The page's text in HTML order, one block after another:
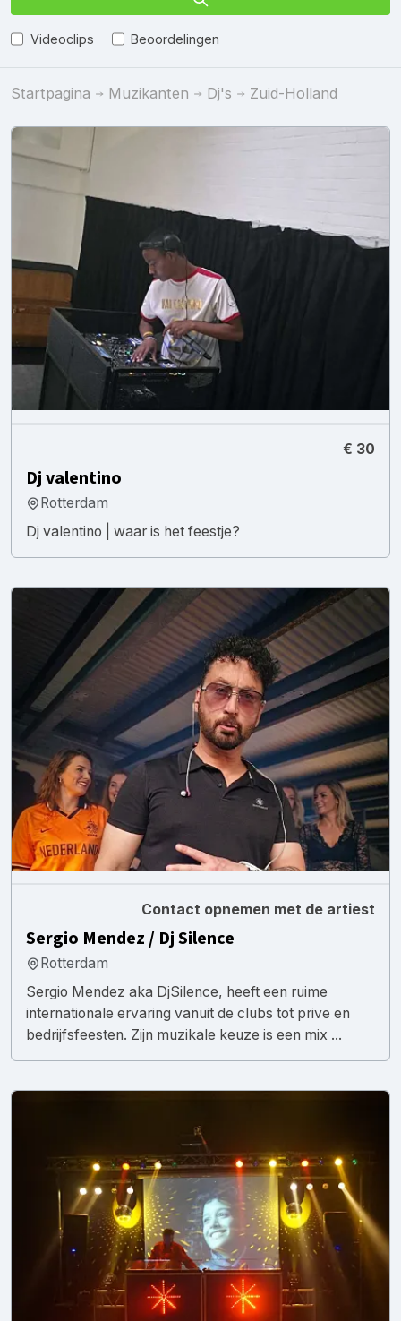
Videoclips Beoordelingen
Startpagina Muzikanten Dj's Zuid-Holland
€ 30
Dj valentino
Rotterdam
Dj valentino | waar is het feestje?
Contact opnemen met de artiest
Sergio Mendez / Dj Silence
Rotterdam
Sergio Mendez aka DjSilence, heeft een ruime
internationale ervaring vanuit de clubs tot prive en
bedrijfsfeesten. Zijn muzikale keuze is een mix ...